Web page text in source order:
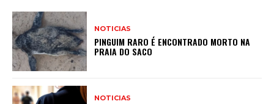
NOTICIAS
PINGUIM RARO É ENCONTRADO MORTO NA
PRAIA DO SACO
NOTICIAS